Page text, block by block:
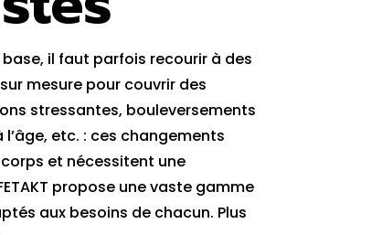
il faut parfois recourir à des
mesure pour couvrir des
stressantes, bouleversements
etc. : ces changements
et nécessitent une
propose une vaste gamme
aux besoins de chacun. Plus